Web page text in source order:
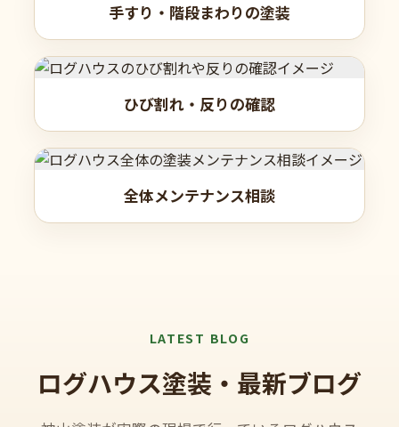
手すり・階段まわりの塗装
ひび割れ・反りの確認
全体メンテナンス相談
LATEST BLOG
ログハウス塗装・最新ブログ